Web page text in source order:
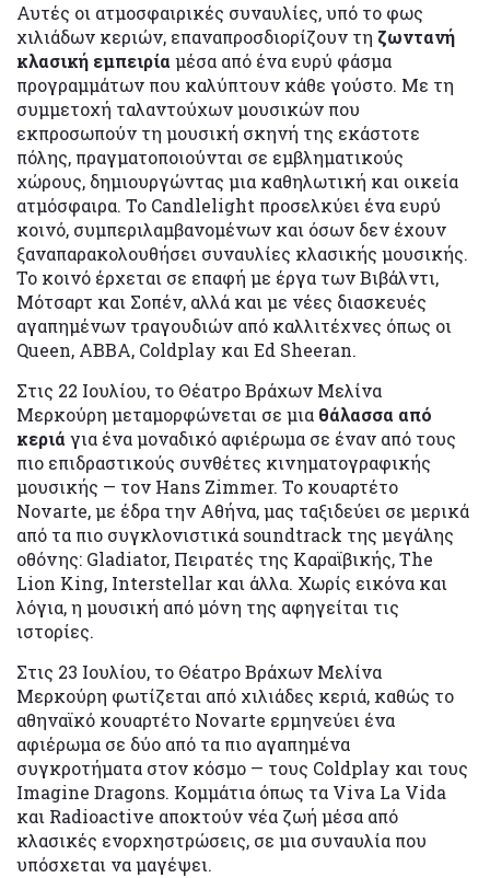
Αυτές οι ατμοσφαιρικές συναυλίες, υπό το φως
χιλιάδων κεριών, επαναπροσδιορίζουν τη ζωντανή
κλασική εμπειρίαμέσα από ένα ευρύ φάσμα
προγραμμάτων που καλύπτουν κάθε γούστο. Με τη
συμμετοχή ταλαντούχων μουσικών που
εκπροσωπούν τη μουσική σκηνή της εκάστοτε
πόλης, πραγματοποιούνται σε εμβληματικούς
χώρους, δημιουργώντας μια καθηλωτική και οικεία
ατμόσφαιρα. Το Candlelight προσελκύει ένα ευρύ
κοινό, συμπεριλαμβανομένων και όσων δεν έχουν
ξαναπαρακολουθήσει συναυλίες κλασικής μουσικής.
Το κοινό έρχεται σε επαφή με έργα των Βιβάλντι,
Μότσαρτ και Σοπέν, αλλά και με νέες διασκευές
αγαπημένων τραγουδιών από καλλιτέχνες όπως οι
Queen, ABBA, Coldplay και Ed Sheeran.
Στις 22 Ιουλίου, το Θέατρο Βράχων Μελίνα
Μερκούρη μεταμορφώνεται σε μια θάλασσα από
κεριάγια ένα μοναδικό αφιέρωμα σε έναν από τους
πιο επιδραστικούς συνθέτες κινηματογραφικής
μουσικής — τον Hans Zimmer. Το κουαρτέτο
Novarte, με έδρα την Αθήνα, μας ταξιδεύει σε μερικά
από τα πιο συγκλονιστικά soundtrack της μεγάλης
οθόνης: Gladiator, Πειρατές της Καραϊβικής, The
Lion King, Interstellar και άλλα. Χωρίς εικόνα και
λόγια, η μουσική από μόνη της αφηγείται τις
ιστορίες.
Στις 23 Ιουλίου, το Θέατρο Βράχων Μελίνα
Μερκούρη φωτίζεται από χιλιάδες κεριά, καθώς το
αθηναϊκό κουαρτέτο Novarte ερμηνεύει ένα
αφιέρωμα σε δύο από τα πιο αγαπημένα
συγκροτήματα στον κόσμο — τους Coldplay και τους
Imagine Dragons. Κομμάτια όπως τα Viva La Vida
και Radioactive αποκτούν νέα ζωή μέσα από
κλασικές ενορχηστρώσεις, σε μια συναυλία που
υπόσχεται να μαγέψει.